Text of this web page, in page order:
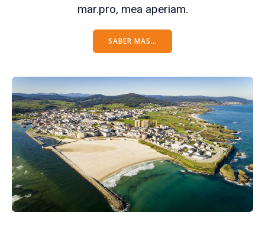
mar.pro, mea aperiam.
SABER MAS…